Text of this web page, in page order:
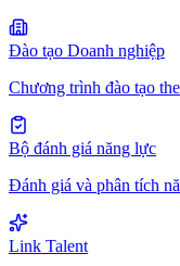
Đào tạo Doanh nghiệp
Chương trình đào tạo
Bộ đánh giá năng lực
Đánh giá và phân tích
Link Talent